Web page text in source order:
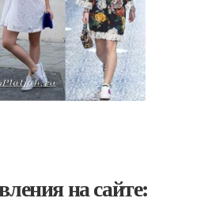
на сайте: